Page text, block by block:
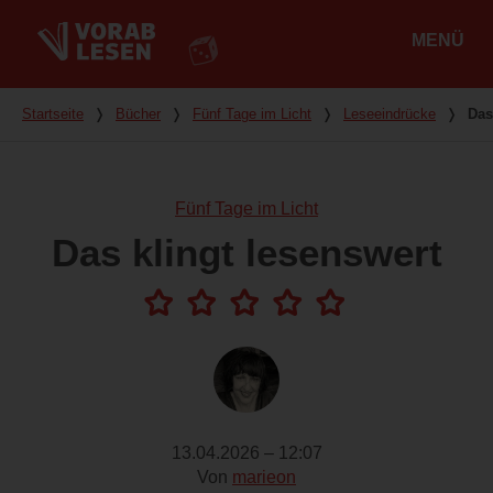
MENÜ
Du bist hier
Startseite ❭ Bücher ❭ Fünf Tage im Licht ❭ Leseeindrücke ❭
Fünf Tage im Licht
Das klingt lesenswert
13.04.2026 – 12:07
Von marieon